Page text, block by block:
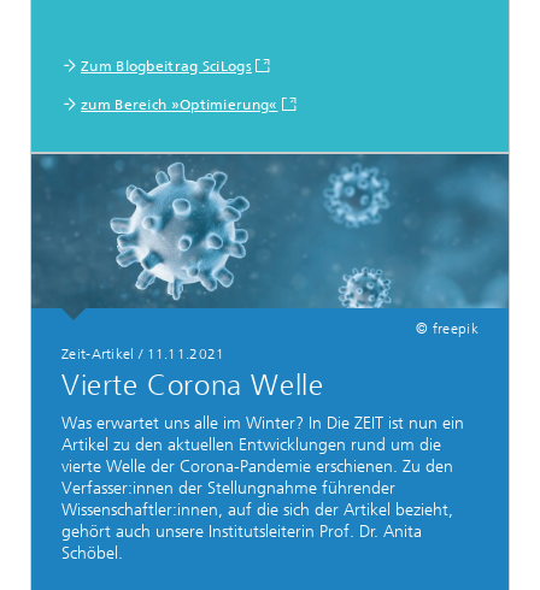
Zum Blogbeitrag SciLogs
zum Bereich »Optimierung«
© freepik
Zeit-Artikel / 11.11.2021
Vierte Corona Welle
Was erwartet uns alle im Winter? In Die ZEIT ist nun ein
Artikel zu den aktuellen Entwicklungen rund um die
vierte Welle der Corona-Pandemie erschienen. Zu den
Verfasser:innen der Stellungnahme führender
Wissenschaftler:innen, auf die sich der Artikel bezieht,
gehört auch unsere Institutsleiterin Prof. Dr. Anita
Schöbel.